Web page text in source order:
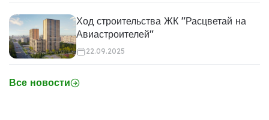
Ход строительства ЖК "Расцветай на
Авиастроителей"
22.09.2025
Все новости